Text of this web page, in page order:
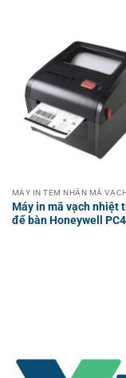
MÁY IN TEM NHÃN MÃ
Máy in mã vạch nhiệt
để bàn Honeywell